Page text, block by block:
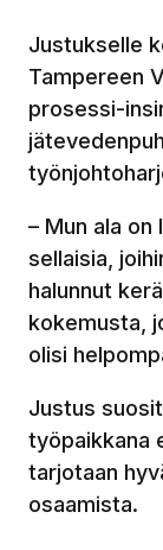
Justukselle
Tampereen
prosessi-
– Mun ala
sellaisia,
halunnut
kokemusta,
olisi
Justus
työpaikkana
tarjotaan
osaamista.